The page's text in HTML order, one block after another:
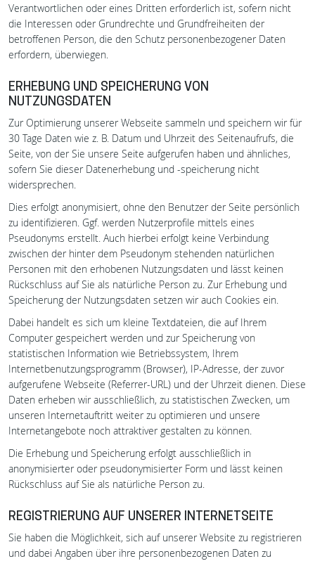
Verantwortlichen oder eines Dritten erforderlich ist, sofern nicht
die Interessen oder Grundrechte und Grundfreiheiten der
betroffenen Person, die den Schutz personenbezogener Daten
erfordern, überwiegen.
ERHEBUNG UND SPEICHERUNG VON
NUTZUNGSDATEN
Zur Optimierung unserer Webseite sammeln und speichern wir für
30 Tage Daten wie z. B. Datum und Uhrzeit des Seitenaufrufs, die
Seite, von der Sie unsere Seite aufgerufen haben und ähnliches,
sofern Sie dieser Datenerhebung und -speicherung nicht
widersprechen.
Dies erfolgt anonymisiert, ohne den Benutzer der Seite persönlich
zu identifizieren. Ggf. werden Nutzerprofile mittels eines
Pseudonyms erstellt. Auch hierbei erfolgt keine Verbindung
zwischen der hinter dem Pseudonym stehenden natürlichen
Personen mit den erhobenen Nutzungsdaten und lässt keinen
Rückschluss auf Sie als natürliche Person zu. Zur Erhebung und
Speicherung der Nutzungsdaten setzen wir auch Cookies ein.
Dabei handelt es sich um kleine Textdateien, die auf Ihrem
Computer gespeichert werden und zur Speicherung von
statistischen Information wie Betriebssystem, Ihrem
Internetbenutzungsprogramm (Browser), IP-Adresse, der zuvor
aufgerufene Webseite (Referrer-URL) und der Uhrzeit dienen. Diese
Daten erheben wir ausschließlich, zu statistischen Zwecken, um
unseren Internetauftritt weiter zu optimieren und unsere
Internetangebote noch attraktiver gestalten zu können.
Die Erhebung und Speicherung erfolgt ausschließlich in
anonymisierter oder pseudonymisierter Form und lässt keinen
Rückschluss auf Sie als natürliche Person zu.
REGISTRIERUNG AUF UNSERER INTERNETSEITE
Sie haben die Möglichkeit, sich auf unserer Website zu registrieren
und dabei Angaben über ihre personenbezogenen Daten zu